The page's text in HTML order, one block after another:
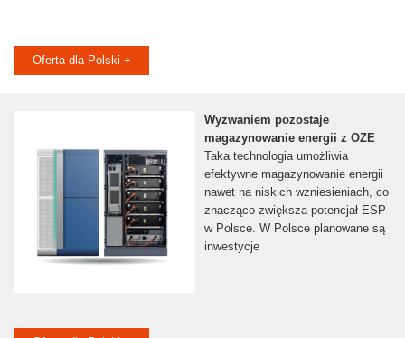
Oferta dla Polski +
Wyzwaniem pozostaje
magazynowanie energii z OZE
Taka technologia umożliwia
efektywne magazynowanie energii
nawet na niskich wzniesieniach, co
znacząco zwiększa potencjał ESP
w Polsce. W Polsce planowane są
inwestycje